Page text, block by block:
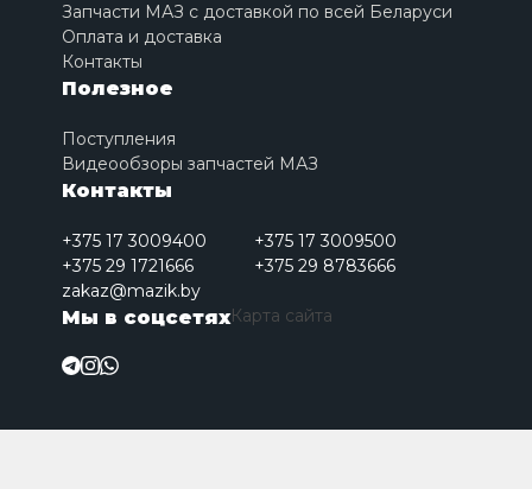
Запчасти МАЗ с доставкой по всей Беларуси
Оплата и доставка
Контакты
Полезное
Поступления
Видеообзоры запчастей МАЗ
Контакты
+375 17 3009400
+375 17 3009500
+375 29 1721666
+375 29 8783666
zakaz@mazik.by
Мы в соцсетяхКарта сайта